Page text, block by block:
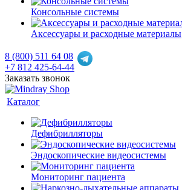
Консольные системы
Аксессуары и расходные материалы
8 (800) 511 64 08
+7 812 425-64-44
Заказать звонок
Каталог
Дефибрилляторы
Эндоскопические видеосистемы
Мониторинг пациента